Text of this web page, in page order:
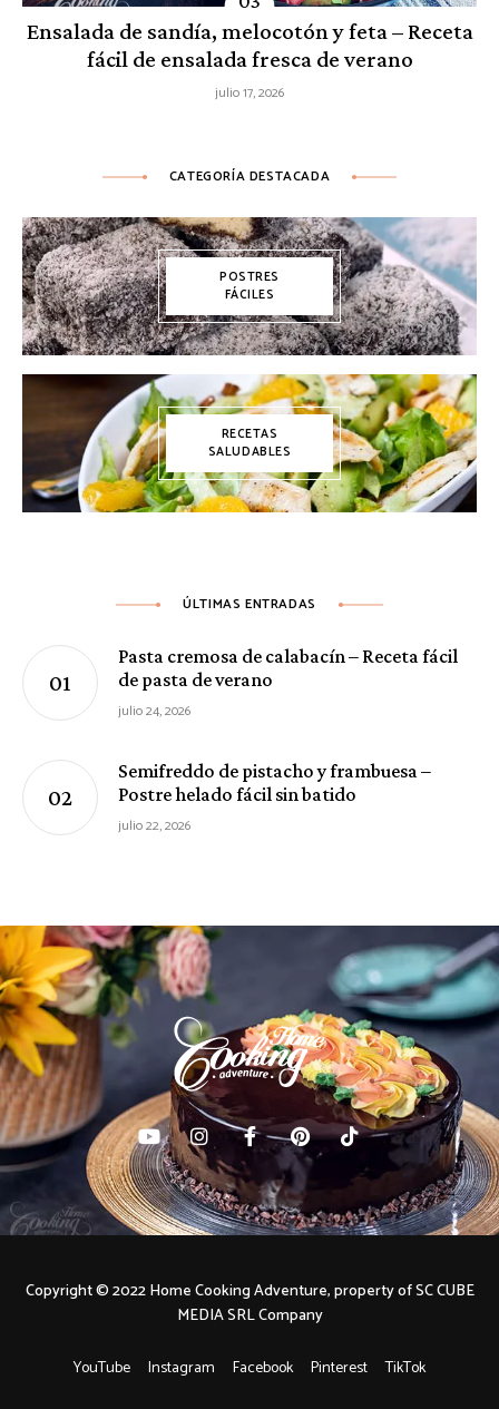
Ensalada de sandía, melocotón y feta – Receta
fácil de ensalada fresca de verano
julio 17, 2026
CATEGORÍA DESTACADA
POSTRES
FÁCILES
RECETAS
SALUDABLES
ÚLTIMAS ENTRADAS
Pasta cremosa de calabacín – Receta fácil
de pasta de verano
julio 24, 2026
Semifreddo de pistacho y frambuesa –
Postre helado fácil sin batido
julio 22, 2026
YouTube Instagram Facebook Pinterest TikTok
Copyright © 2022 Home Cooking Adventure, property of SC CUBE
MEDIA SRL Company